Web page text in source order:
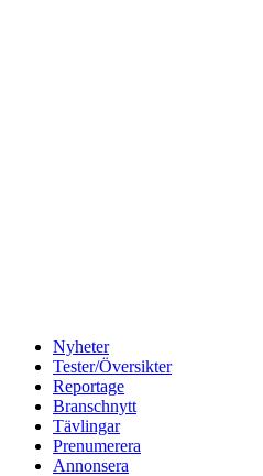
Nyheter
Tester/Översikter
Reportage
Branschnytt
Tävlingar
Prenumerera
Annonsera